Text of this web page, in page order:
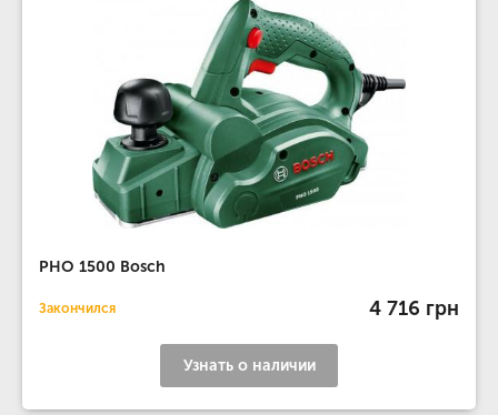
PHO 1500 Bosch
Закончился 4 716 грн
Узнать о наличии